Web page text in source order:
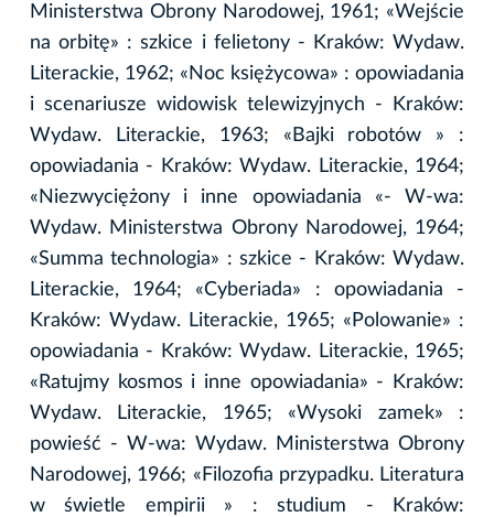
Ministerstwa Obrony Narodowej, 1961; «Wejście
na orbitę» : szkice i felietony - Kraków: Wydaw.
Literackie, 1962; «Noc księżycowa» : opowiadania
i scenariusze widowisk telewizyjnych - Kraków:
Wydaw. Literackie, 1963; «Bajki robotów » :
opowiadania - Kraków: Wydaw. Literackie, 1964;
«Niezwyciężony i inne opowiadania «- W-wa:
Wydaw. Ministerstwa Obrony Narodowej, 1964;
«Summa technologia» : szkice - Kraków: Wydaw.
Literackie, 1964; «Cyberiada» : opowiadania -
Kraków: Wydaw. Literackie, 1965; «Polowanie» :
opowiadania - Kraków: Wydaw. Literackie, 1965;
«Ratujmy kosmos i inne opowiadania» - Kraków:
Wydaw. Literackie, 1965; «Wysoki zamek» :
powieść - W-wa: Wydaw. Ministerstwa Obrony
Narodowej, 1966; «Filozofia przypadku. Literatura
w świetle empirii » : studium - Kraków: